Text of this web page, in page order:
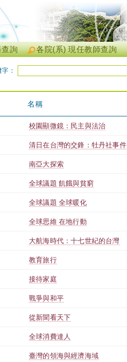
各院(系) 現任教師查詢
詢
字：
名稱
校園顯微鏡：民主與法治
清日在台灣的交鋒：牡丹社事件
南亞大探索
全球議題 飢餓與貧窮
全球議題 全球暖化
全球思維 在地行動
大航海時代：十七世紀的台灣
教育旅行
接待家庭
戰爭與和平
從新聞看天下
全球消費達人
臺灣的領海與經濟海域